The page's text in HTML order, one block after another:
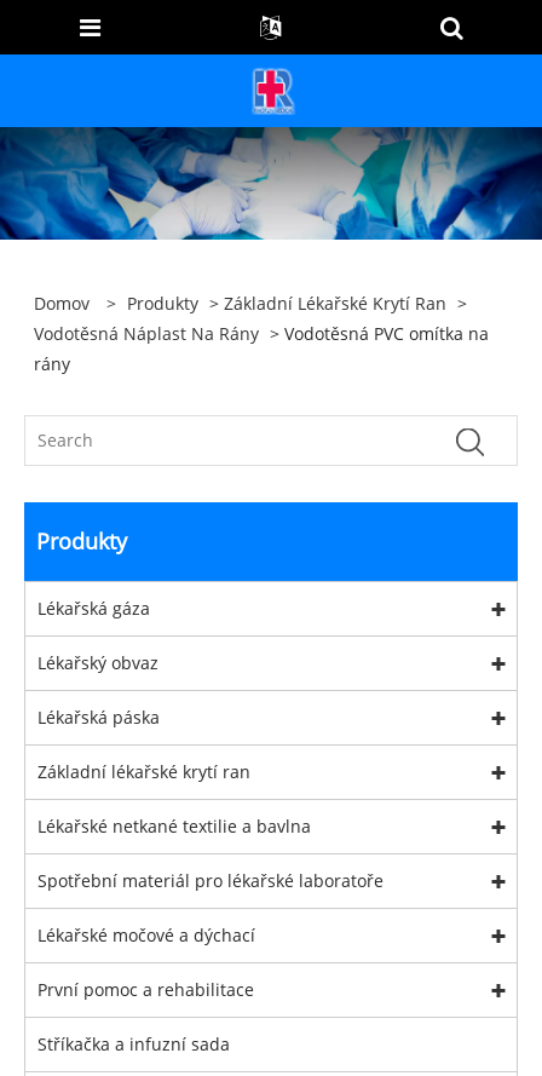
Domov > Produkty >Základní Lékařské Krytí Ran >
Vodotěsná Náplast Na Rány > Vodotěsná PVC omítka na
rány
Produkty
Lékařská gáza
Lékařský obvaz
Lékařská páska
Základní lékařské krytí ran
Lékařské netkané textilie a bavlna
Spotřební materiál pro lékařské laboratoře
Lékařské močové a dýchací
První pomoc a rehabilitace
Stříkačka a infuzní sada